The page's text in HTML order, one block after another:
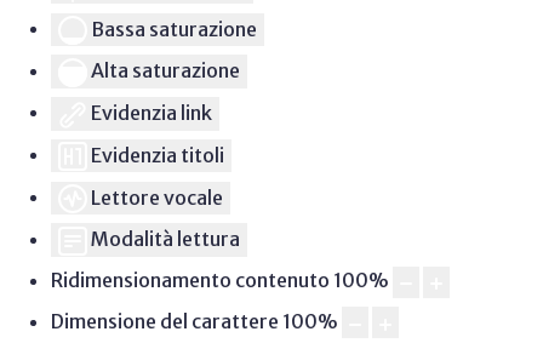
Bassa saturazione
Alta saturazione
Evidenzia link
Evidenzia titoli
Lettore vocale
Modalità lettura
Ridimensionamento contenuto 100%
Dimensione del carattere 100%